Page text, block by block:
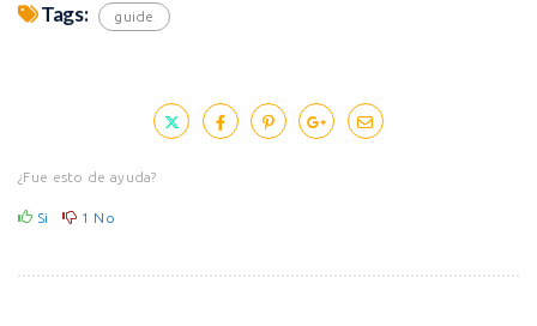
Tags: guide
¿Fue esto de ayuda?
Si 1 No